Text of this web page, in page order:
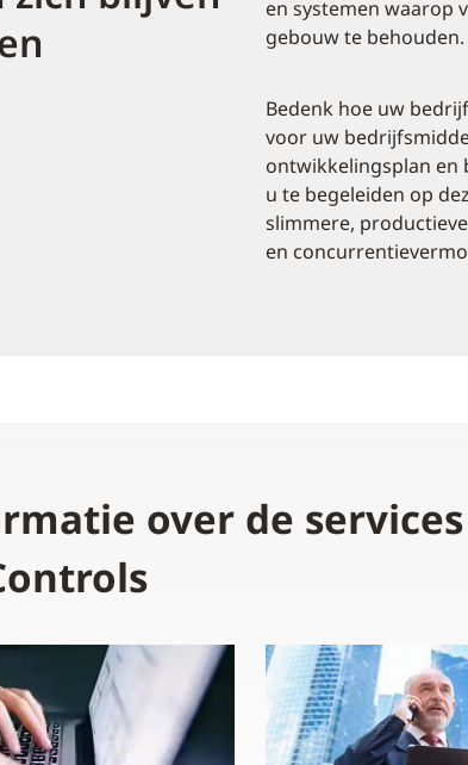
en systemen waarop
gebouw te behouden.
Bedenk hoe uw
voor uw
ontwikkelingsplan en
u te begeleiden op
slimmere,
en
over de